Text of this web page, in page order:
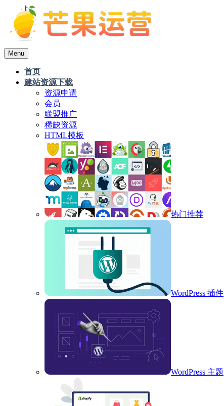
Menu
首页
建站资源下载
资源申请
会员
联盟推广
稀缺资源
HTML模板
热门推荐
WordPress 插件
WordPress 主题